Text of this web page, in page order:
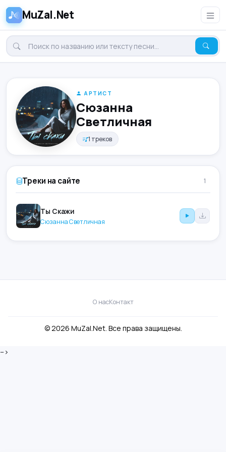
MuZal.Net
АРТИСТ
Сюзанна
Светличная
1 треков
Треки на сайте 1
Ты Скажи
Сюзанна Светличная
О насКонтакт
© 2026 MuZal.Net. Все права защищены.
-->